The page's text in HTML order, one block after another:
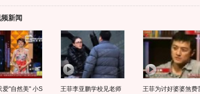
新闻
爱"自然美" 小S
王菲李亚鹏学校见老师
王菲为讨好婆婆煞费